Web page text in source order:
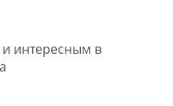
интересным в